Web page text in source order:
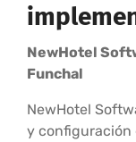
NewHotel
Funchal
NewHotel
y configuración